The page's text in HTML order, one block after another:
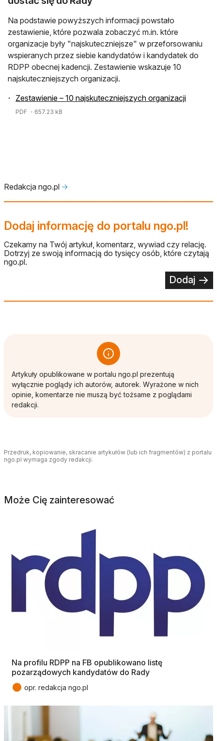
Na podstawie powyższych informacji powstało
zestawienie, które pozwala zobaczyć m.in. które
organizacje były "najskuteczniejsze" w przeforsowaniu
wspieranych przez siebie kandydatów i kandydatek do
RDPP obecnej kadencji. Zestawienie wskazuje 10
najskuteczniejszych organizacji.
Zestawienie – 10 najskuteczniejszych organizacji
PDF ・657.23 kB
Redakcja ngo.pl 🡢
Dodaj informację do portalu ngo.pl!
Czekamy na Twój artykuł, komentarz, wywiad czy relację.
Dotrzyj ze swoją informacją do tysięcy osób, które czytają
ngo.pl.
Dodaj
Artykuły opublikowane w portalu ngo.pl prezentują
wyłącznie poglądy ich autorów, autorek. Wyrażone w nich
opinie, komentarze nie muszą być tożsame z poglądami
redakcji.
Przedruk, kopiowanie, skracanie artykułów (lub ich fragmentów) z portalu
ngo.pl wymaga zgody redakcji.
Może Cię zainteresować
Na profilu RDPP na FB opublikowano listę
pozarządowych kandydatów do Rady
● opr. redakcja ngo.pl